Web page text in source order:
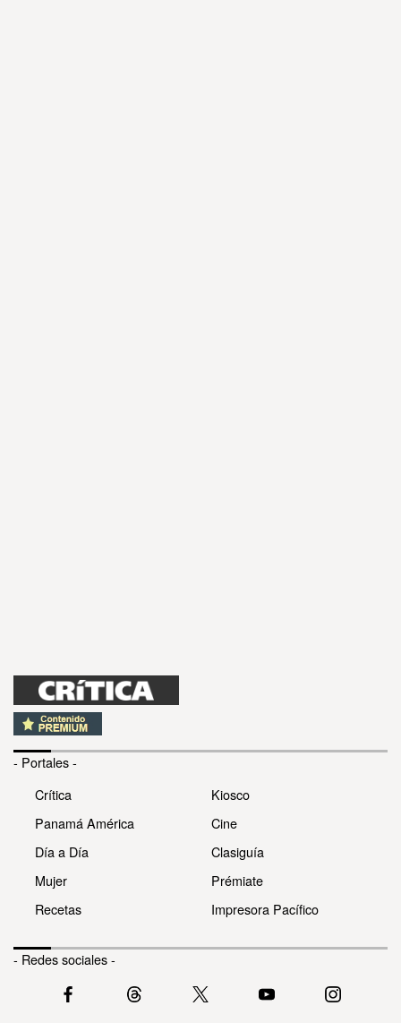
- Portales -
Crítica
Panamá América
Día a Día
Mujer
Recetas
Kiosco
Cine
Clasiguía
Prémiate
Impresora Pacífico
- Redes sociales -